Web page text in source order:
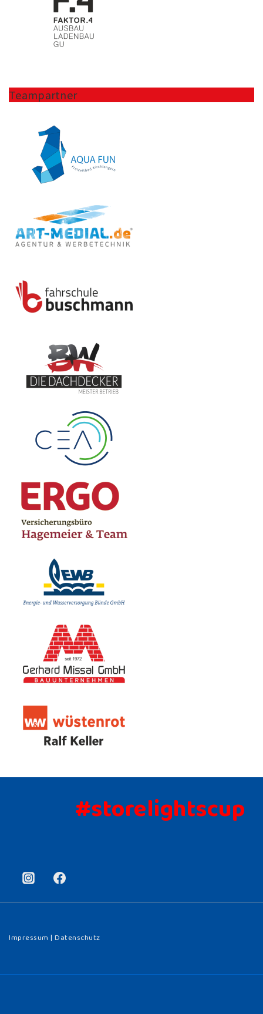
Teampartner
#storelightscup
Impressum | Datenschutz